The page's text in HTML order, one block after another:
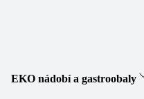
EKO nádobí a gastroobaly